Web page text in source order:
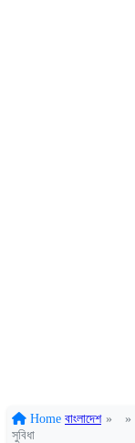
Home বাংলাদেশ » »
সুবিধা